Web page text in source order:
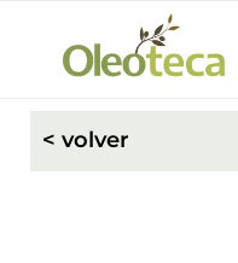
< volver